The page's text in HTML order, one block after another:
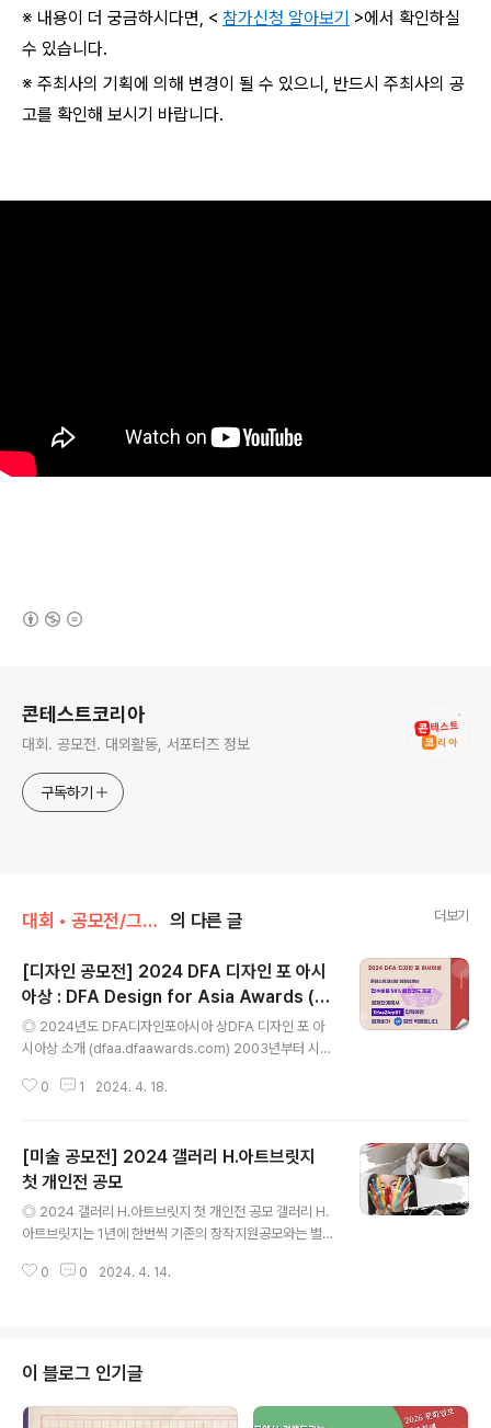
※ 내용이 더 궁금하시다면, < 참가신청 알아보기 >에서 확인하실
수 있습니다.
※ 주최사의 기획에 의해 변경이 될 수 있으니, 반드시 주최사의 공
고를 확인해 보시기 바랍니다.
콘테스트코리아
대회. 공모전. 대외활동, 서포터즈 정보
구독하기
대회 • 공모전/그림 • 미술 • 디자인 • 웹툰. 의 다른 글 더보기
[디자인 공모전] 2024 DFA 디자인 포 아시
아상 : DFA Design for Asia Awards (접
수비 50% 할인코드 제공)
◎ 2024년도 DFA디자인포아시아 상DFA 디자인 포 아
시아상 소개 (dfaa.dfaawards.com) 2003년부터 시작
질을 향상하고 개선하기 위해 아시아 고유의 관점을 수용
의 크리에이트 홍콩이 수석 스폰서로 지원하는 DFA 어워
드의 5개 프로그램 중 하나인 'DFA 디자인 포 아시아 어워
드'는 홍콩 디자인 센터가 주관하며 디자인 인재와 기업이
자신의 디자인 프로젝트를 국제적으로 선보일 수 있는 플
024년 5월 31일까지 1개국 이상의 아시아 시장[1]에서
0 1 2024. 4. 18.
[미술 공모전] 2024 갤러리 H.아트브릿지
첫 개인전 공모
◎ 2024 갤러리 H.아트브릿지 첫 개인전 공모 갤러리 H.
아트브릿지는 1년에 한번씩 기존의 창작지원공모와는 별
니다. 창작지원공모는 경력이 많은 작가들 위주로 선정되
다면 지원 작가로 선정될 수 있습니다. 그동안 그룹전과 기
획전만 참여하면서 엄두가 안나 개인전 준비를 하지 못했
다면, H.아트브릿지의 ‘첫 개인전’ 지원을 통해 본격적으로
0 0 2024. 4. 14.
이 블로그 인기글